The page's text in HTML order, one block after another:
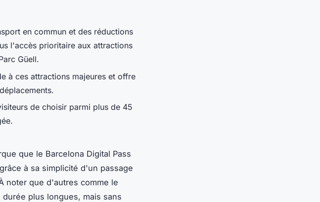
en commun et des réductions
l'accès prioritaire aux attractions
Güell.
à ces attractions majeures et offre
de choisir parmi plus de 45
que le Barcelona Digital Pass
à sa simplicité d'un passage
noter que d'autres comme le
plus longues, mais sans